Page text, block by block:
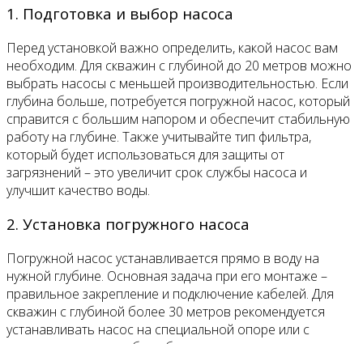
1. Подготовка и выбор насоса
Перед установкой важно определить, какой насос вам
необходим. Для скважин с глубиной до 20 метров можно
выбрать насосы с меньшей производительностью. Если
глубина больше, потребуется погружной насос, который
справится с большим напором и обеспечит стабильную
работу на глубине. Также учитывайте тип фильтра,
который будет использоваться для защиты от
загрязнений – это увеличит срок службы насоса и
улучшит качество воды.
2. Установка погружного насоса
Погружной насос устанавливается прямо в воду на
нужной глубине. Основная задача при его монтаже –
правильное закрепление и подключение кабелей. Для
скважин с глубиной более 30 метров рекомендуется
устанавливать насос на специальной опоре или с